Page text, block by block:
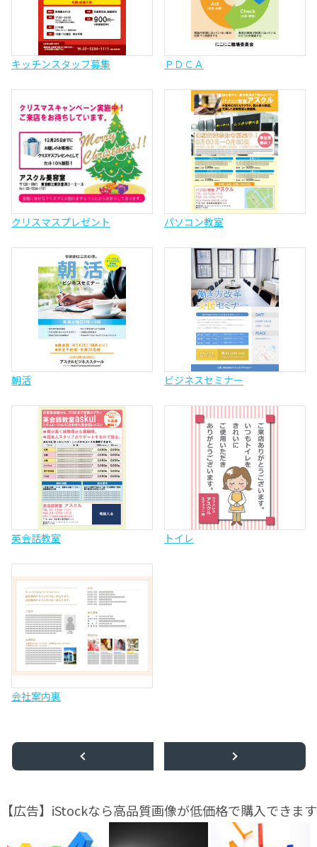
キッチンスタッフ募集 ＰＤＣＡ
クリスマスプレゼント パソコン教室
朝活 ビジネスセミナー
英会話教室 トイレ
会社案内裏
【広告】iStockなら高品質画像が低価格で購入できます